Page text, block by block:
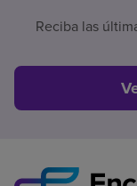
Reciba las